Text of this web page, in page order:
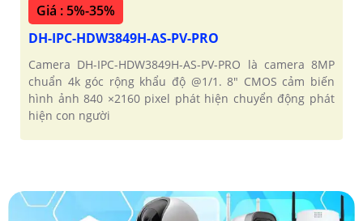
Giá : 5%-35%
DH-IPC-HDW3849H-AS-PV-PRO
Camera DH-IPC-HDW3849H-AS-PV-PRO là camera 8MP
chuẩn 4k góc rộng khẩu độ @1/1. 8" CMOS cảm biến
hình ảnh 840 ×2160 pixel phát hiện chuyển động phát
hiện con người